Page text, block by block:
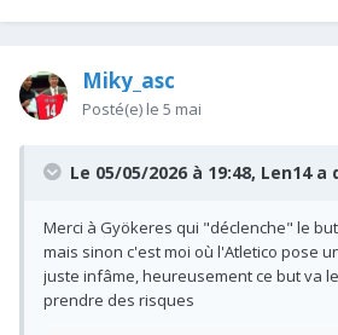
Miky_asc
Posté(e) le 5 mai
Le 05/05/2026 à 19:48, Len14a
Merci à Gyökeres qui "déclenche" le
mais sinon c'est moi où l'Atletico pose
juste infâme, heureusement ce but va
prendre des risques